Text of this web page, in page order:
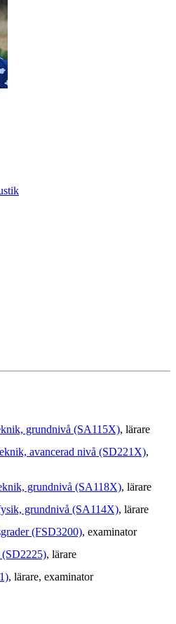
grundnivå (SA115X), lärare
avancerad nivå (SD221X),
grundnivå (SA118X), lärare
grundnivå (SA114X), lärare
(FSD3200), examinator
(SD2225), lärare
, lärare, examinator